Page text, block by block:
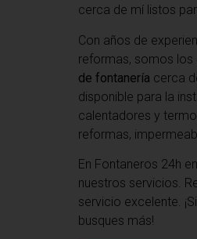
cerca de mí listos
Con años de
reformas, somos
de fontanería cerca
disponible para la
calentadores y
reformas,
En Fontaneros 24h
nuestros servicios.
servicio excelente.
busques más!